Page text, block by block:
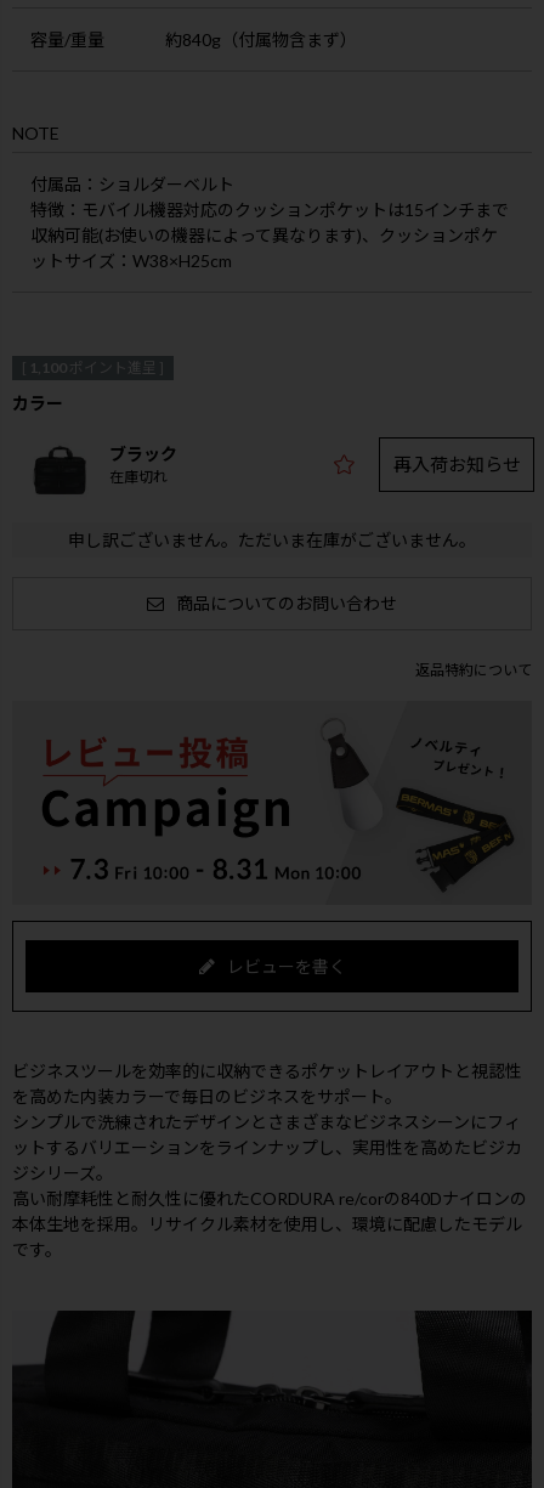
容量/重量 約840g（付属物含まず）
NOTE
付属品 ：ショルダーベルト
特徴 ：モバイル機器対応のクッションポケットは15インチまで
収納可能(お使いの機器によって異なります)、クッションポケ
ットサイズ：W38×H25cm
[ 1,100 ポイント進呈 ]
カラー
ブラック
在庫切れ
再入荷お知らせ
申し訳ございません。ただいま在庫がございません。
商品についてのお問い合わせ
返品特約について
レビューを書く
ビジネスツールを効率的に収納できるポケットレイアウトと視認性
を高めた内装カラーで毎日のビジネスをサポート。
シンプルで洗練されたデザインとさまざまなビジネスシーンにフィ
ットするバリエーションをラインナップし、実用性を高めたビジカ
ジシリーズ。
高い耐摩耗性と耐久性に優れたCORDURA re/corの840Dナイロンの
本体生地を採用。リサイクル素材を使用し、環境に配慮したモデル
です。